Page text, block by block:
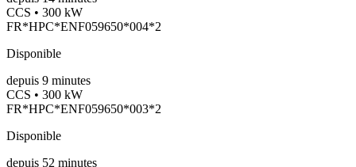
CCS • 300 kW
FR*HPC*ENF059650*004*2
Disponible
depuis 9 minutes
CCS • 300 kW
FR*HPC*ENF059650*003*2
Disponible
depuis 52 minutes